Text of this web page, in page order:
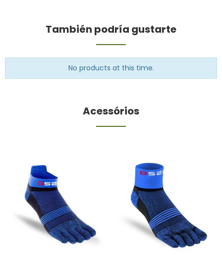
También podría gustarte
No products at this time.
Acessórios